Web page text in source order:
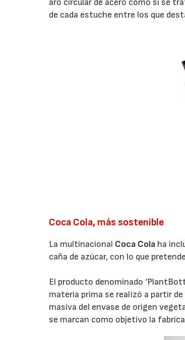
aro circular de acero como si se
de cada estuche entre los que
Coca Cola, más sostenible
La multinacional Coca Cola ha
caña de azúcar, con lo que
El producto denominado
materia prima se realizó a partir
masiva del envase de origen
se marcan como objetivo la